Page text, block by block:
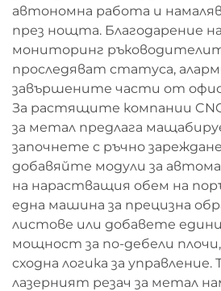
автономна работа и
през нощта. Благодарение
мониторинг
проследяват статуса,
завършените части от
За растящите компании
за метал предлага
започнете с ръчно
добавяйте модули за
на нарастващия обем на
една машина за прецизна
листове или добавете
мощност за по-дебели
сходна логика за управление.
лазерният резач за метал